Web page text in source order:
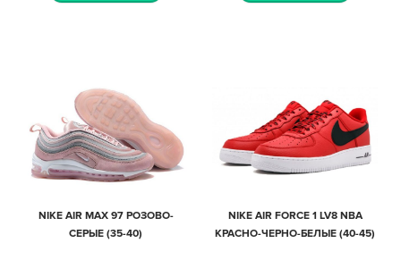
NIKE AIR MAX 97 РОЗОВО-
СЕРЫЕ (35-40)
NIKE AIR FORCE 1 LV8 NBA
КРАСНО-ЧЕРНО-БЕЛЫЕ (40-45)